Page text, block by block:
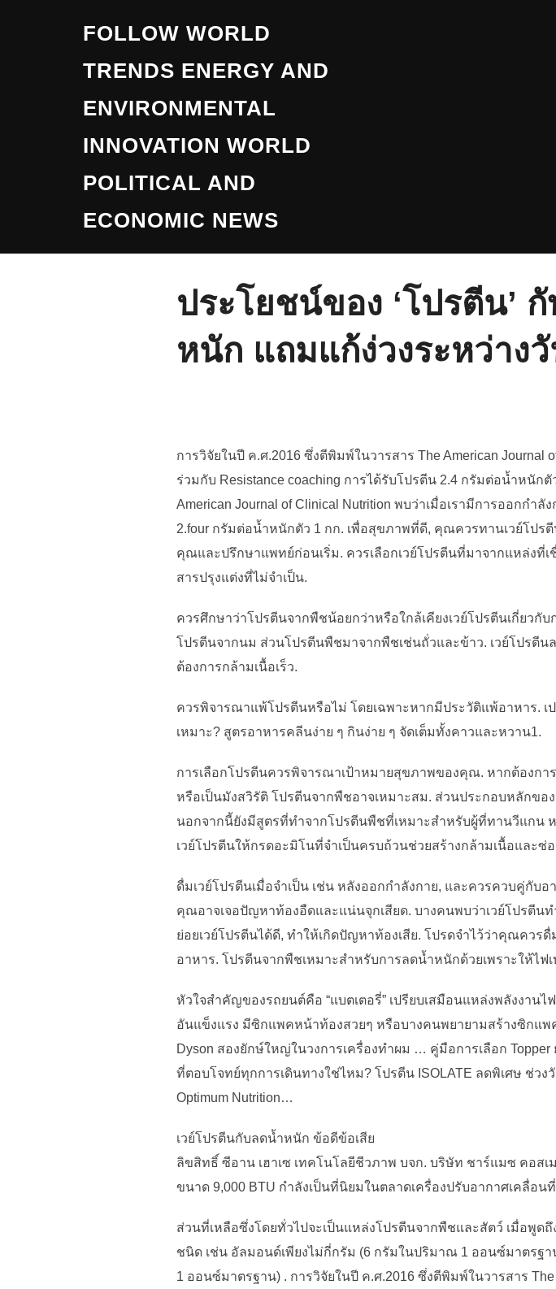
FOLLOW WORLD
TRENDS ENERGY AND
ENVIRONMENTAL
INNOVATION WORLD
POLITICAL AND
ECONOMIC NEWS
ประโยชน์ของ ‘โปรตีน’
หนัก แถมแก้ง่วงระหว่าง
การวิจัยในปี ค.ศ.2016 ซึ่งตีพิมพ์ในวารสาร The American Journal
ร่วมกับ Resistance coaching การได้รับโปรตีน 2.4 กรัมต่อน้ำหนัก
American Journal of Clinical Nutrition พบว่าเมื่อเรามีการออกกำ
2.four กรัมต่อน้ำหนักตัว 1 กก. เพื่อสุขภาพที่ดี, คุณควรทานเวย์โป
คุณและปรึกษาแพทย์ก่อนเริ่ม. ควรเลือกเวย์โปรตีนที่มาจากแหล่งที่
สารปรุงแต่งที่ไม่จำเป็น.
ควรศึกษาว่าโปรตีนจากพืชน้อยกว่าหรือใกล้เคียงเวย์โปรตีนเกี่ยว
โปรตีนจากนม ส่วนโปรตีนพืชมาจากพืชเช่นถั่วและข้าว. เวย์โปรตีน
ต้องการกล้ามเนื้อเร็ว.
ควรพิจารณาแพ้โปรตีนหรือไม่ โดยเฉพาะหากมีประวัติแพ้อาหาร. เป
เหมาะ? สูตรอาหารคลีนง่าย ๆ กินง่าย ๆ จัดเต็มทั้งคาวและหวาน1.
การเลือกโปรตีนควรพิจารณาเป้าหมายสุขภาพของคุณ. หากต้องกา
หรือเป็นมังสวิรัติ โปรตีนจากพืชอาจเหมาะสม. ส่วนประกอบหลักขอ
นอกจากนี้ยังมีสูตรที่ทำจากโปรตีนพืชที่เหมาะสำหรับผู้ที่ทานวีแกน
เวย์โปรตีนให้กรดอะมิโนที่จำเป็นครบถ้วนช่วยสร้างกล้ามเนื้อและซ่
ดื่มเวย์โปรตีนเมื่อจำเป็น เช่น หลังออกกำลังกาย, และควรควบคู่กั
คุณอาจเจอปัญหาท้องอืดและแน่นจุกเสียด. บางคนพบว่าเวย์โปรตีน
ย่อยเวย์โปรตีนได้ดี, ทำให้เกิดปัญหาท้องเสีย. โปรดจำไว้ว่าคุณคว
อาหาร. โปรตีนจากพืชเหมาะสำหรับการลดน้ำหนักด้วยเพราะให้ไฟ
หัวใจสำคัญของรถยนต์คือ “แบตเตอรี่” เปรียบเสมือนแหล่งพลังงา
อันแข็งแรง มีซิกแพคหน้าท้องสวยๆ หรือบางคนพยายามสร้างซิกแ
Dyson สองยักษ์ใหญ่ในวงการเครื่องทำผม … คู่มือการเลือก
ที่ตอบโจทย์ทุกการเดินทางใช่ไหม? โปรตีน ISOLATE ลดพิเศษ ช่วง
Optimum Nutrition…
เวย์โปรตีนกับลดน้ำหนัก ข้อดีข้อเสีย
ลิขสิทธิ์ ซีอาน เฮาเซ เทคโนโลยีชีวภาพ บจก. บริษัท ชาร์แมซ คอสเ
ขนาด 9,000 BTU กำลังเป็นที่นิยมในตลาดเครื่องปรับอากาศเคลื่อน
ส่วนที่เหลือซึ่งโดยทั่วไปจะเป็นแหล่งโปรตีนจากพืชและสัตว์ เมื่อพูด
ชนิด เช่น อัลมอนด์เพียงไม่กี่กรัม (6 กรัมในปริมาณ 1 ออนซ์มาตร
1 ออนซ์มาตรฐาน) . การวิจัยในปี ค.ศ.2016 ซึ่งตีพิมพ์ในวารสาร